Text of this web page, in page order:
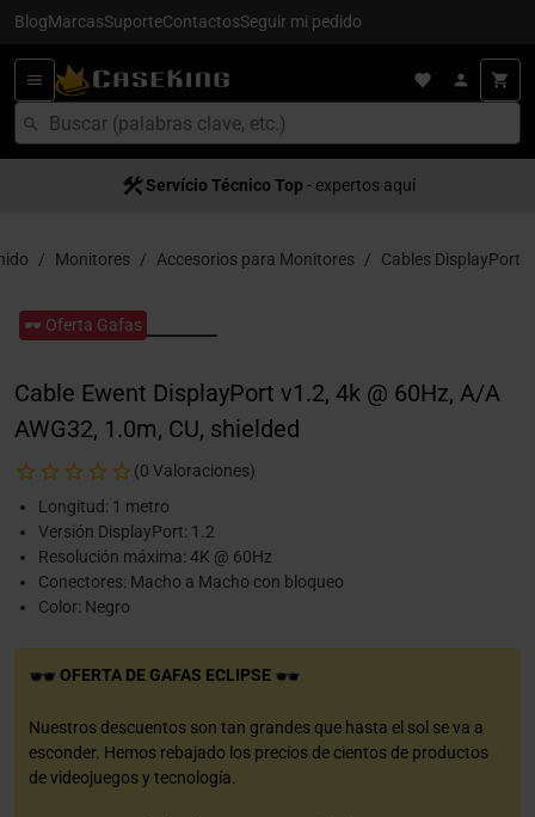
BlogMarcasSuporteContactosSeguir mi pedido
Servício Técnico Top - expertos aquí
Monitores Accesorios para Monitores Cables DisplayPort
🕶️ Oferta Gafas
Cable Ewent DisplayPort v1.2, 4k @ 60Hz, A/A
AWG32, 1.0m, CU, shielded
(0 Valoraciones)
Longitud: 1 metro
Versión DisplayPort: 1.2
Resolución máxima: 4K @ 60Hz
Conectores: Macho a Macho con bloqueo
Color: Negro
OFERTA DE GAFAS ECLIPSE
Nuestros descuentos son tan grandes que hasta el sol se va a
esconder. Hemos rebajado los precios de cientos de productos
de videojuegos y tecnología.